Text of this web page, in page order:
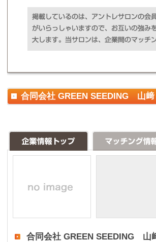
合同会社 GREEN SEEDING 山
合同会社 GREEN SEEDING